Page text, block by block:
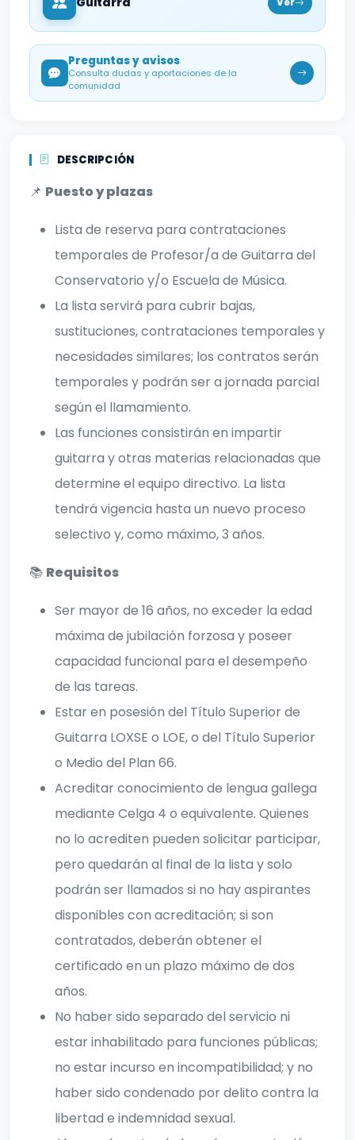
Ver
Preguntas y avisos
Consulta dudas y aportaciones de la
comunidad
DESCRIPCIÓN
📌 Puesto y plazas
Lista de reserva para contrataciones
temporales de Profesor/a de Guitarra del
Conservatorio y/o Escuela de Música.
La lista servirá para cubrir bajas,
sustituciones, contrataciones temporales y
necesidades similares; los contratos serán
temporales y podrán ser a jornada parcial
según el llamamiento.
Las funciones consistirán en impartir
guitarra y otras materias relacionadas que
determine el equipo directivo. La lista
tendrá vigencia hasta un nuevo proceso
selectivo y, como máximo, 3 años.
📚 Requisitos
Ser mayor de 16 años, no exceder la edad
máxima de jubilación forzosa y poseer
capacidad funcional para el desempeño
de las tareas.
Estar en posesión del Título Superior de
Guitarra LOXSE o LOE, o del Título Superior
o Medio del Plan 66.
Acreditar conocimiento de lengua gallega
mediante Celga 4 o equivalente. Quienes
no lo acrediten pueden solicitar participar,
pero quedarán al final de la lista y solo
podrán ser llamados si no hay aspirantes
disponibles con acreditación; si son
contratados, deberán obtener el
certificado en un plazo máximo de dos
años.
No haber sido separado del servicio ni
estar inhabilitado para funciones públicas;
no estar incurso en incompatibilidad; y no
haber sido condenado por delito contra la
libertad e indemnidad sexual.